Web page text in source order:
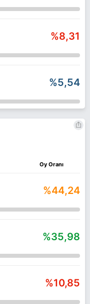
%8,31
%5,54
Oy Oranı
%44,24
%35,98
%10,85